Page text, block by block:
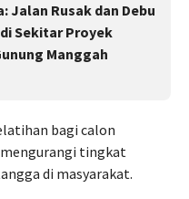
Jalan Rusak dan Debu
Sekitar Proyek
Manggah
bagi calon
tingkat
di masyarakat.